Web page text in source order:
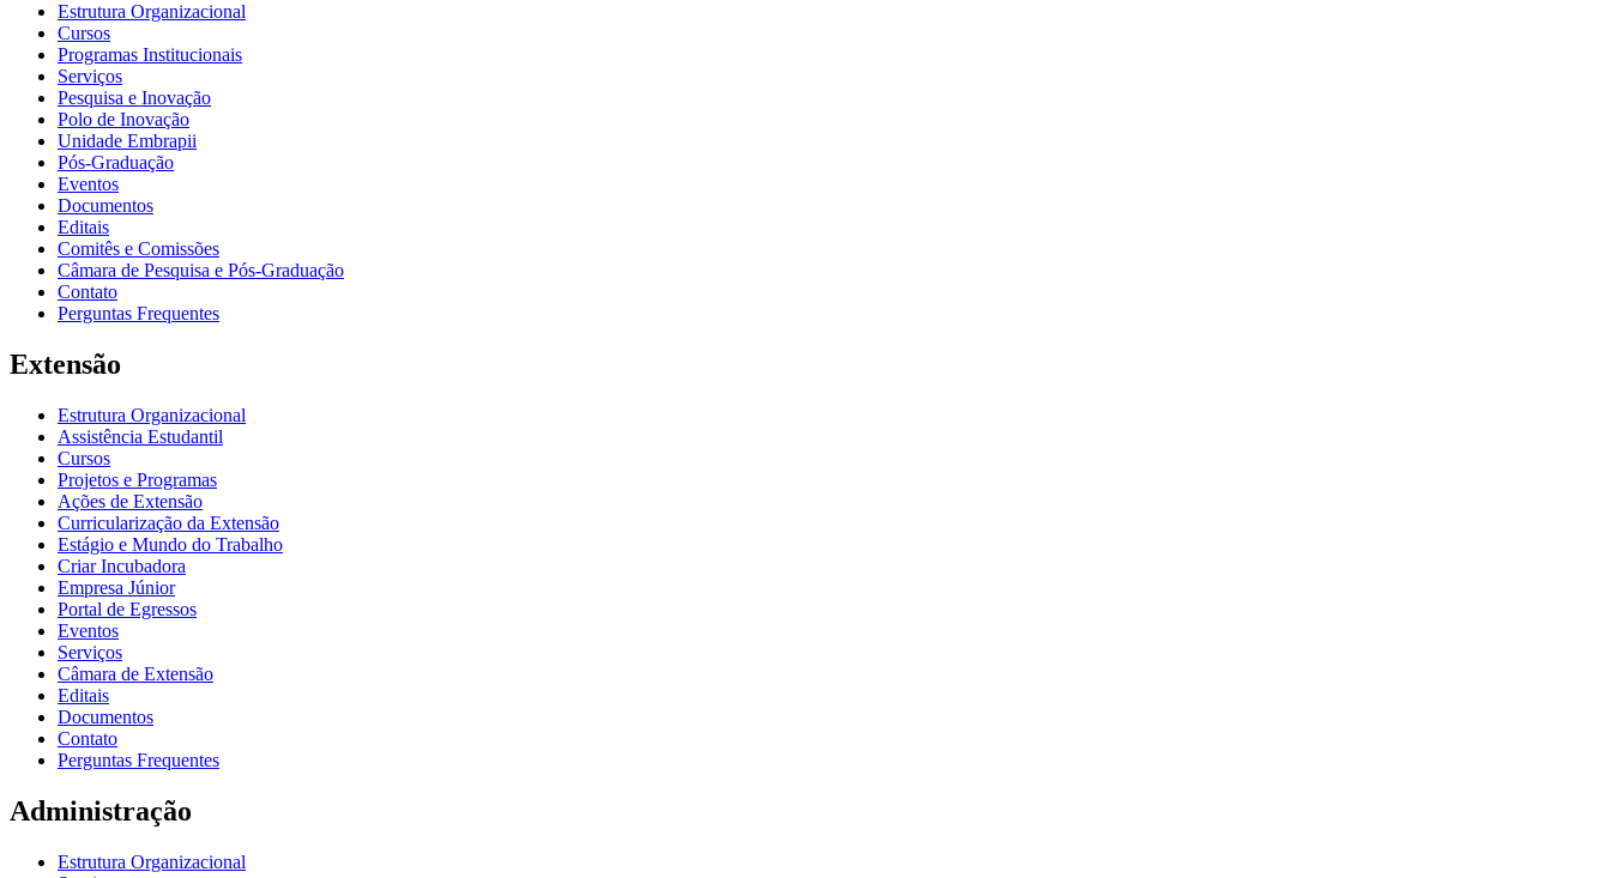
Estrutura Organizacional
Cursos
Programas Institucionais
Serviços
Pesquisa e Inovação
Polo de Inovação
Unidade Embrapii
Pós-Graduação
Eventos
Documentos
Editais
Comitês e Comissões
Câmara de Pesquisa e Pós-Graduação
Contato
Perguntas Frequentes
Extensão
Estrutura Organizacional
Assistência Estudantil
Cursos
Projetos e Programas
Ações de Extensão
Curricularização da Extensão
Estágio e Mundo do Trabalho
Criar Incubadora
Empresa Júnior
Portal de Egressos
Eventos
Serviços
Câmara de Extensão
Editais
Documentos
Contato
Perguntas Frequentes
Administração
Estrutura Organizacional